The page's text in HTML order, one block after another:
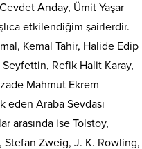
Anday, Ümit Yaşar
etkilendiğim şairlerdir.
Kemal Tahir, Halide Edip
Refik Halit Karay,
Mahmut Ekrem
eden Araba Sevdası
arasında ise Tolstoy,
Zweig, J. K. Rowling,